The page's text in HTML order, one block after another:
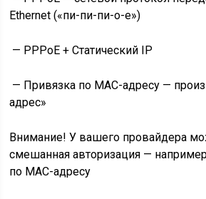
Ethernet («пи-пи-пи-о-е»)
— PPPoE + Статический IP
— Привязка по МАС-адресу —
адрес»
Внимание! У вашего провайдера
смешанная авторизация —
по MAC-адресу